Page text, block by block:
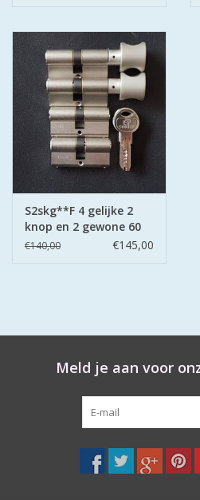
S2skg**F 4 gelijke 2
knop en 2 gewone 60
mm
€140,00 €145,00
Meld je aan voor